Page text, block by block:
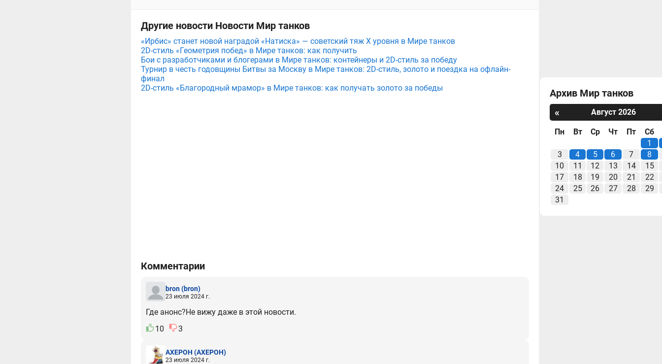
Другие новости Новости Мир танков
«Ирбис» станет новой наградой «Натиска» — советский тяж X уровня в Мире танков
2D-стиль «Геометрия побед» в Мире танков: как получить
Бои с разработчиками и блогерами в Мире танков: контейнеры и 2D-стиль за победу
Турнир в честь годовщины Битвы за Москву в Мире танков: 2D-стиль, золото и поездка на офлайн-
финал
2D-стиль «Благородный мрамор» в Мире танков: как получать золото за победы
Комментарии
bron(bron)
23 июля 2024 г.
Где анонс?Не вижу даже в этой новости.
10
3
АХЕРОН (АХЕРОН)
23 июля 2024 г.
Архив Мир танков
«
Август 2026
Пн Вт Ср Чт Пт
Сб
1
3
4 5 6 7
8
10
11 12 13 14
15
17
18 19 20 21
22
24
25 26 27 28
29
31